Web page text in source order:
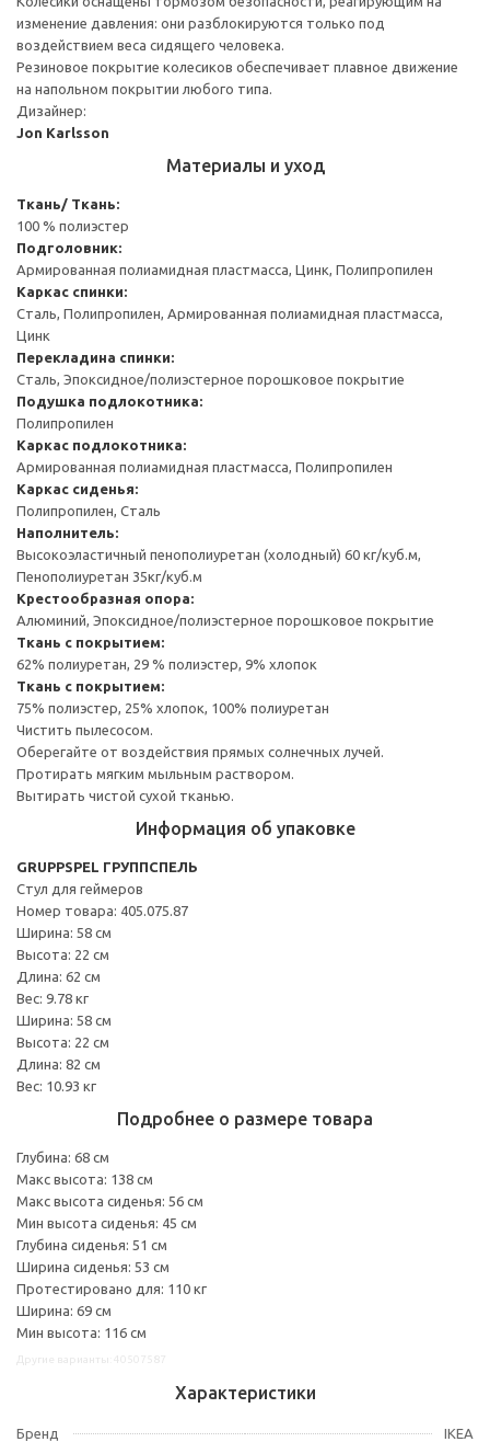
изменение давления: они разблокируются только под
воздействием веса сидящего человека.
Резиновое покрытие колесиков обеспечивает плавное движение
на напольном покрытии любого типа.
Дизайнер:
Jon Karlsson
Материалы и уход
Ткань/ Ткань:
100 % полиэстер
Подголовник:
Армированная полиамидная пластмасса, Цинк, Полипропилен
Каркас спинки:
Сталь, Полипропилен, Армированная полиамидная пластмасса,
Цинк
Перекладина спинки:
Сталь, Эпоксидное/полиэстерное порошковое покрытие
Подушка подлокотника:
Полипропилен
Каркас подлокотника:
Армированная полиамидная пластмасса, Полипропилен
Каркас сиденья:
Полипропилен, Сталь
Наполнитель:
Высокоэластичный пенополиуретан (холодный) 60 кг/куб.м,
Пенополиуретан 35кг/куб.м
Крестообразная опора:
Алюминий, Эпоксидное/полиэстерное порошковое покрытие
Ткань с покрытием:
62% полиуретан, 29 % полиэстер, 9% хлопок
Ткань с покрытием:
75% полиэстер, 25% хлопок, 100% полиуретан
Чистить пылесосом.
Оберегайте от воздействия прямых солнечных лучей.
Протирать мягким мыльным раствором.
Вытирать чистой сухой тканью.
Информация об упаковке
GRUPPSPEL ГРУППСПЕЛЬ
Стул для геймеров
Номер товара: 405.075.87
Ширина: 58 см
Высота: 22 см
Длина: 62 см
Вес: 9.78 кг
Ширина: 58 см
Высота: 22 см
Длина: 82 см
Вес: 10.93 кг
Подробнее о размере товара
Глубина: 68 см
Макс высота: 138 см
Макс высота сиденья: 56 см
Мин высота сиденья: 45 см
Глубина сиденья: 51 см
Ширина сиденья: 53 см
Протестировано для: 110 кг
Ширина: 69 см
Мин высота: 116 см
Характеристики
Бренд IKEA